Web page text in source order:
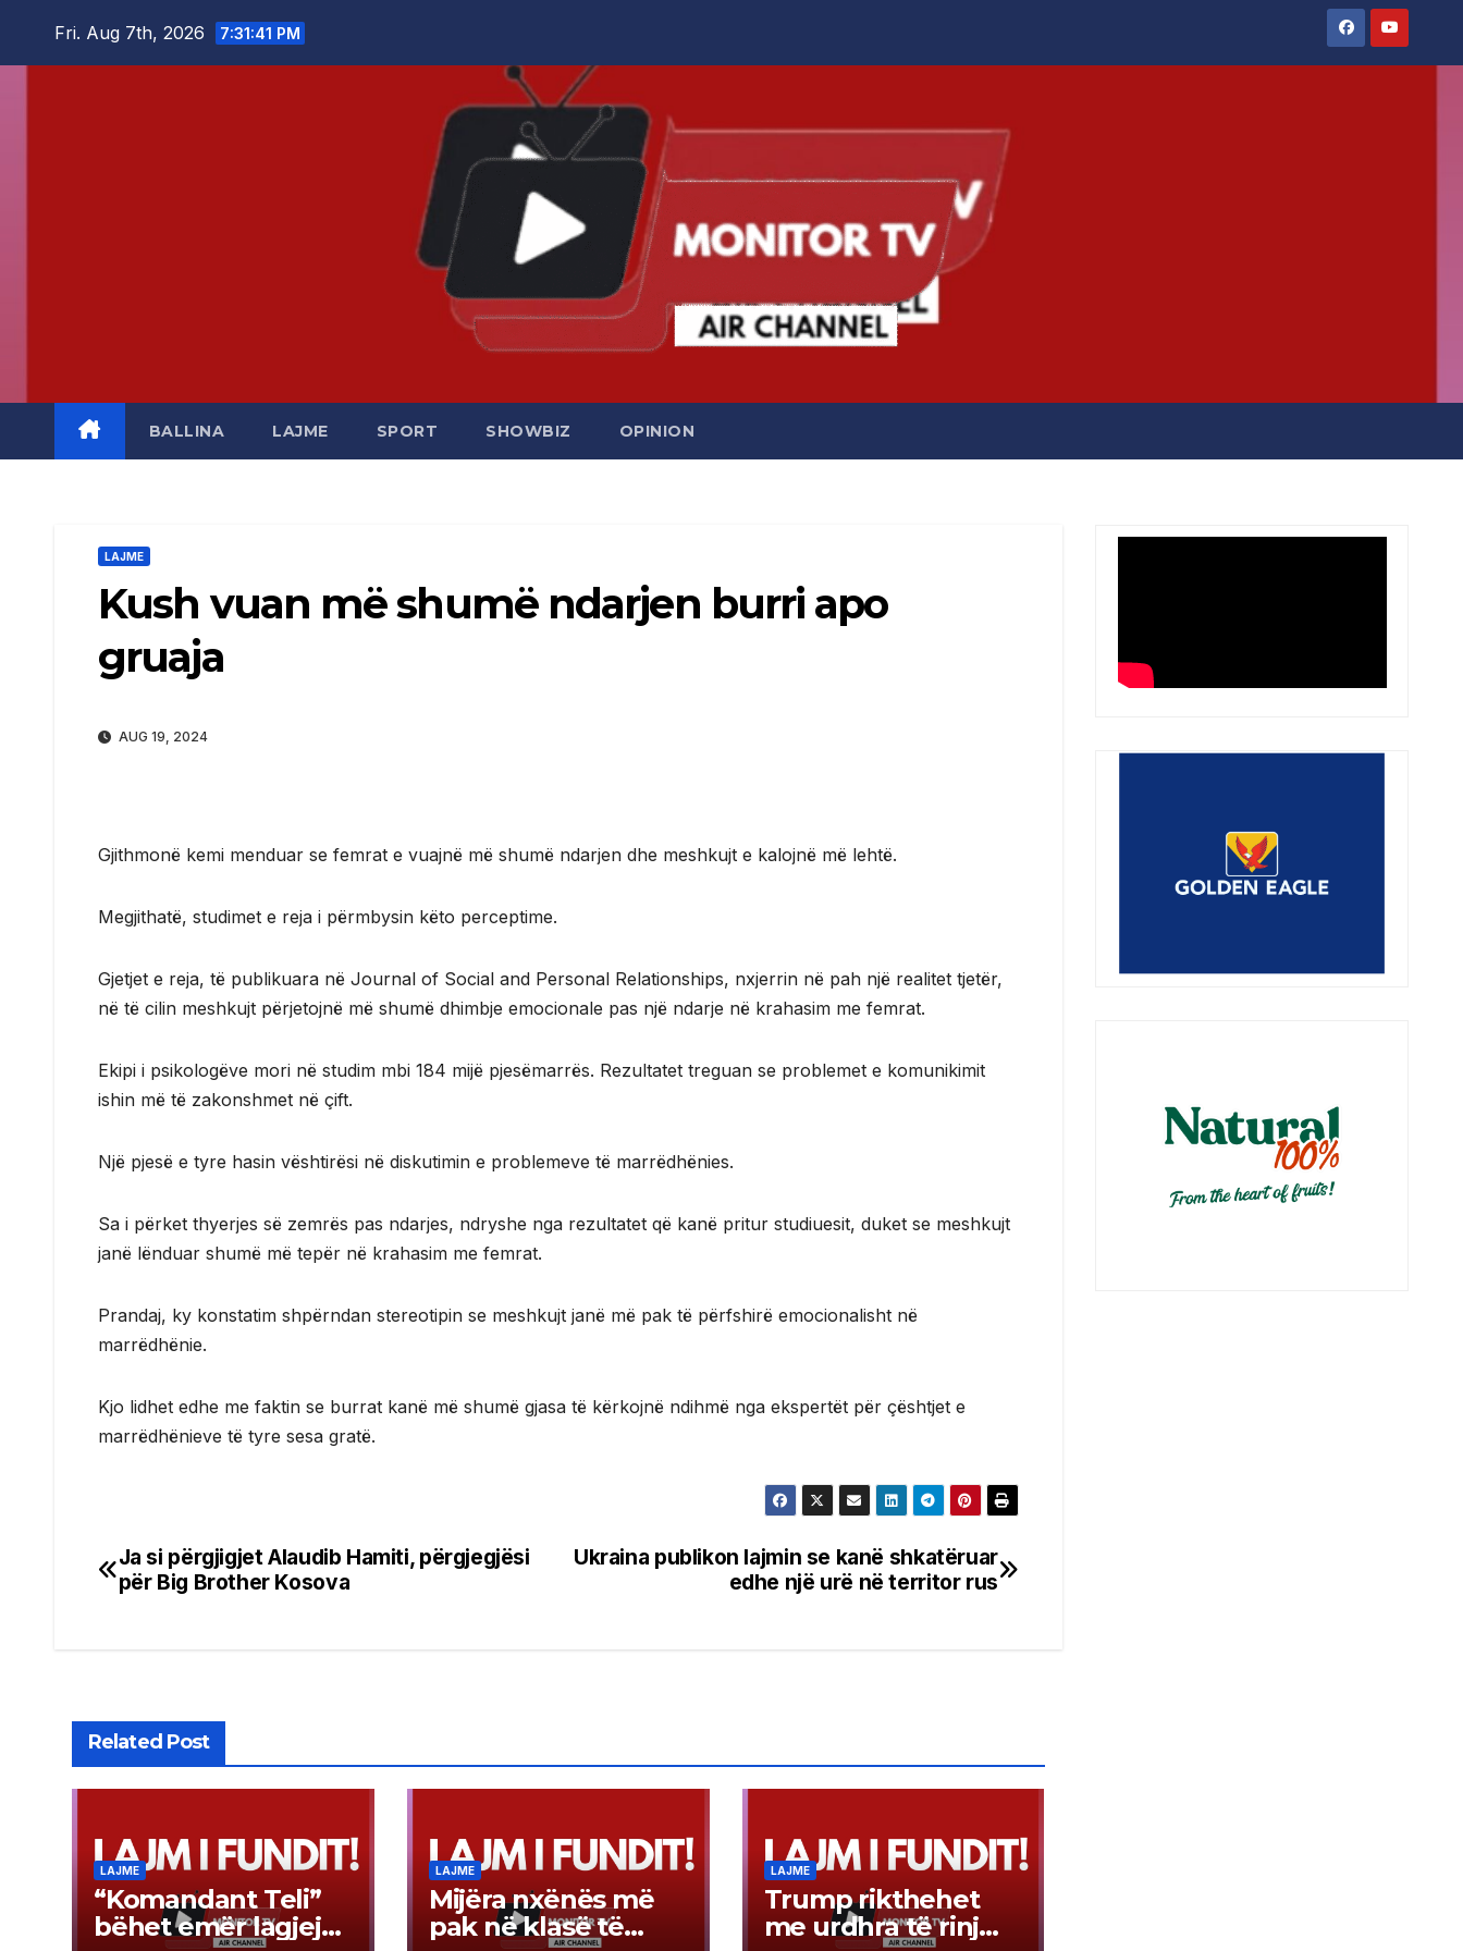
Fri. Aug 7th, 2026 7:31:41 PM
BALLINA LAJME SPORT SHOWBIZ OPINION
LAJME
Kush vuan më shumë ndarjen burri apo
gruaja
AUG 19, 2024
Gjithmonë kemi menduar se femrat e vuajnë më shumë ndarjen dhe meshkujt e kalojnë më lehtë.
Megjithatë, studimet e reja i përmbysin këto perceptime.
Gjetjet e reja, të publikuara në Journal of Social and Personal Relationships, nxjerrin në pah një realitet tjetër,
në të cilin meshkujt përjetojnë më shumë dhimbje emocionale pas një ndarje në krahasim me femrat.
Ekipi i psikologëve mori në studim mbi 184 mijë pjesëmarrës. Rezultatet treguan se problemet e komunikimit
ishin më të zakonshmet në çift.
Një pjesë e tyre hasin vështirësi në diskutimin e problemeve të marrëdhënies.
Sa i përket thyerjes së zemrës pas ndarjes, ndryshe nga rezultatet që kanë pritur studiuesit, duket se meshkujt
janë lënduar shumë më tepër në krahasim me femrat.
Prandaj, ky konstatim shpërndan stereotipin se meshkujt janë më pak të përfshirë emocionalisht në
marrëdhënie.
Kjo lidhet edhe me faktin se burrat kanë më shumë gjasa të kërkojnë ndihmë nga ekspertët për çështjet e
marrëdhënieve të tyre sesa gratë.
Post
Ukraina publikon lajmin se kanë shkatëruar
edhe një urë në territor rus
Ja si përgjigjet Alaudib Hamiti, përgjegjësi
për Big Brother Kosova
Related Post
LAJME
“Komandant Teli”
bëhet emër lagjeje
LAJME
Mijëra nxënës më
pak në klasë të
LAJME
Trump rikthehet
me urdhra të rinj